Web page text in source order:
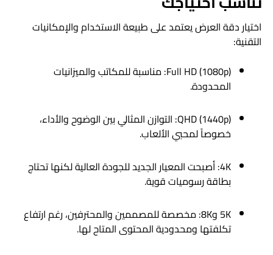
اختيار دقة العرض يعتمد على طبيعة الاستخدام والإمكانيات
التقنية:
Full HD (1080p): مناسبة للمكاتب والميزانيات
المحدودة.
QHD (1440p): التوازن المثالي بين الوضوح والأداء،
خصوصاً لمحبي الألعاب.
4K: أصبحت المعيار الجديد للجودة العالية لكنها تحتاج
بطاقة رسوميات قوية.
5K و8K: مخصصة للمصممين والمحترفين، رغم ارتفاع
تكلفتها ومحدودية المحتوى المتاح لها.